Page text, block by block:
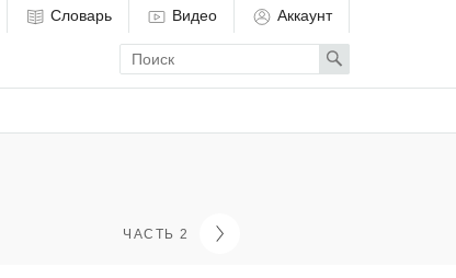
Словарь Видео Аккаунт
Enter
search
term
Search
ЧАСТЬ 2